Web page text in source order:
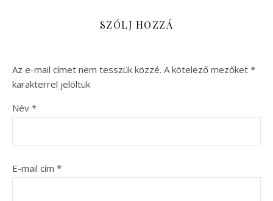
SZÓLJ HOZZÁ
Az e-mail címet nem tesszük közzé. A kötelező mezőket *
karakterrel jelöltük
Név *
E-mail cím *